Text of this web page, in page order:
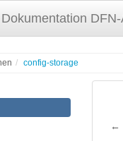
Dokumentation
config-storage
←